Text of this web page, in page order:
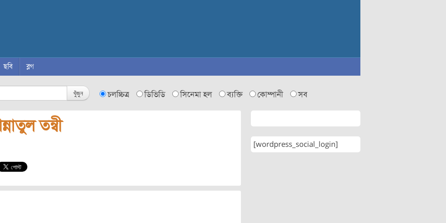
ছবি ব্লগ
খুঁজুন চলচ্চিত্র ডিভিডি সিনেমা হল ব্যক্তি কোম্পানী সব
তন্বী
[wordpress_social_login]